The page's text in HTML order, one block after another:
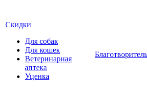
Скидки
Для собак
Для кошек
Ветеринарная
аптека
Уценка